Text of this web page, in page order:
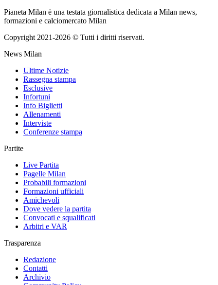
Pianeta Milan è una testata giornalistica dedicata a Milan news,
formazioni e calciomercato Milan
Copyright 2021-2026 © Tutti i diritti riservati.
News Milan
Ultime Notizie
Rassegna stampa
Esclusive
Infortuni
Info Biglietti
Allenamenti
Interviste
Conferenze stampa
Partite
Live Partita
Pagelle Milan
Probabili formazioni
Formazioni ufficiali
Amichevoli
Dove vedere la partita
Convocati e squalificati
Arbitri e VAR
Trasparenza
Redazione
Contatti
Archivio